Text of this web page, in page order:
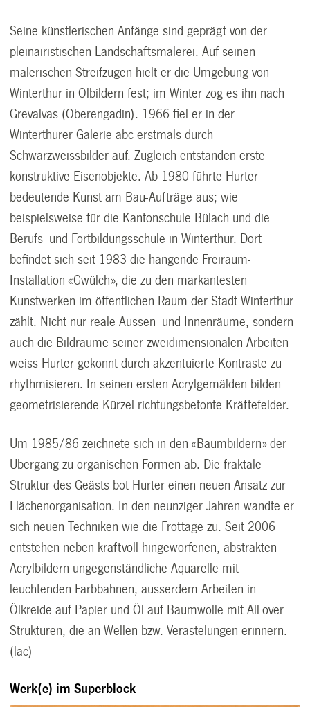
Seine künstlerischen Anfänge sind geprägt von der
pleinairistischen Landschaftsmalerei. Auf seinen
malerischen Streifzügen hielt er die Umgebung von
Winterthur in Ölbildern fest; im Winter zog es ihn nach
Grevalvas (Oberengadin). 1966 fiel er in der
Winterthurer Galerie abc erstmals durch
Schwarzweissbilder auf. Zugleich entstanden erste
konstruktive Eisenobjekte. Ab 1980 führte Hurter
bedeutende Kunst am Bau-Aufträge aus; wie
beispielsweise für die Kantonschule Bülach und die
Berufs- und Fortbildungsschule in Winterthur. Dort
befindet sich seit 1983 die hängende Freiraum-
Installation «Gwülch», die zu den markantesten
Kunstwerken im öffentlichen Raum der Stadt Winterthur
zählt. Nicht nur reale Aussen- und Innenräume, sondern
auch die Bildräume seiner zweidimensionalen Arbeiten
weiss Hurter gekonnt durch akzentuierte Kontraste zu
rhythmisieren. In seinen ersten Acrylgemälden bilden
geometrisierende Kürzel richtungsbetonte Kräftefelder.
Um 1985/86 zeichnete sich in den «Baumbildern» der
Übergang zu organischen Formen ab. Die fraktale
Struktur des Geästs bot Hurter einen neuen Ansatz zur
Flächenorganisation. In den neunziger Jahren wandte er
sich neuen Techniken wie die Frottage zu. Seit 2006
entstehen neben kraftvoll hingeworfenen, abstrakten
Acrylbildern ungegenständliche Aquarelle mit
leuchtenden Farbbahnen, ausserdem Arbeiten in
Ölkreide auf Papier und Öl auf Baumwolle mit All-over-
Strukturen, die an Wellen bzw. Verästelungen erinnern.
(lac)
Werk(e) im Superblock